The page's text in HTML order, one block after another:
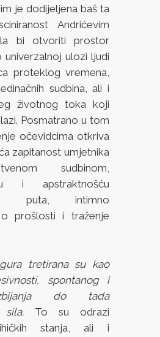
je dodijeljena baš ta
Andrićevim
bi otvoriti prostor
univerzalnoj ulozi ljudi
proteklog vremena,
sudbina, ali i
životnog toka koji
Posmatrano u tom
očevidcima otkriva
zapitanost umjetnika
sudbinom,
i apstraktnošću
puta, intimno
o prošlosti i traženje
tretirana su kao
spontanog i
do tada
sila. To su odrazi
stanja, ali i